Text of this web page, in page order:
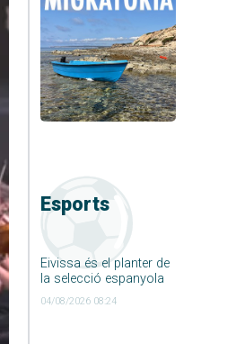
Esports
Eivissa és el planter de
la selecció espanyola
04/08/2026 08:24